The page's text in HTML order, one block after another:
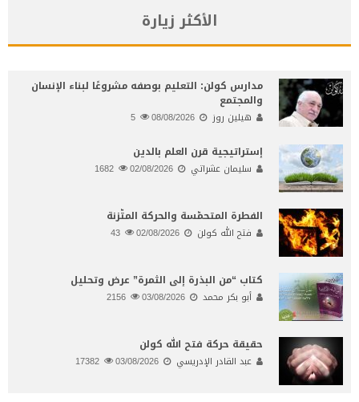
الأكثر زيارة
مدارس كولن: التعليم بوصفه مشروعًا لبناء الإنسان
والمجتمع
هيلين روز 08/08/2026
إستراتيجية قرن العلم بالدين
سليمان عشراتي 02/08/2026
الفطرة المتحمّسة والحركة المتّزنة
فتح الله كولن 02/08/2026
كتاب “من البذرة إلى الثمرة” عرض وتحليل
أبو بكر محمد 03/08/2026
حقيقة حركة فتح الله كولن
عبد القادر الإدريسي 03/08/2026